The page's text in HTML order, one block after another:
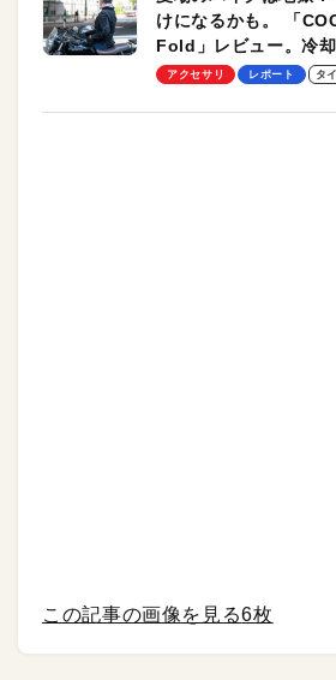
けになるかも。 「
Fold」レビュー。冷
却プレート、シンプル
アクセサリ レポート タ
この記事の画像を見る6枚